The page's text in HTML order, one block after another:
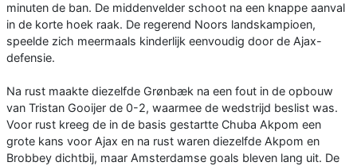
minuten de ban. De middenvelder schoot na een knappe aanval
in de korte hoek raak. De regerend Noors landskampioen,
speelde zich meermaals kinderlijk eenvoudig door de Ajax-
defensie.
Na rust maakte diezelfde Grønbæk na een fout in de opbouw
van Tristan Gooijer de 0-2, waarmee de wedstrijd beslist was.
Voor rust kreeg de in de basis gestartte Chuba Akpom een
grote kans voor Ajax en na rust waren diezelfde Akpom en
Brobbey dichtbij, maar Amsterdamse goals bleven lang uit. De